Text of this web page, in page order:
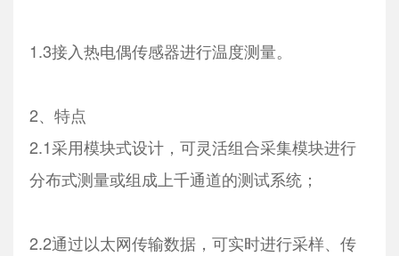
1.3接入热电偶传感器进行温度测量。
2、特点
2.1采用模块式设计，可灵活组合采集模块进行
分布式测量或组成上千通道的测试系统；
2.2通过以太网传输数据，可实时进行采样、传